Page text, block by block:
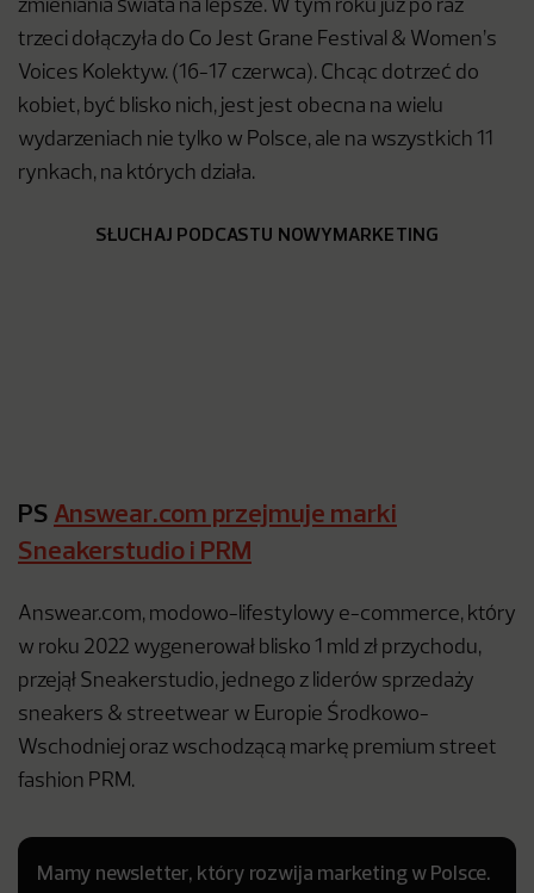
zmieniania świata na lepsze. W tym roku już po raz
trzeci dołączyła do Co Jest Grane Festival & Women’s
Voices Kolektyw. (16-17 czerwca). Chcąc dotrzeć do
kobiet, być blisko nich, jest jest obecna na wielu
wydarzeniach nie tylko w Polsce, ale na wszystkich 11
rynkach, na których działa.
SŁUCHAJ PODCASTU NOWYMARKETING
PS Answear.com przejmuje marki
Sneakerstudio i PRM
Answear.com, modowo-lifestylowy e-commerce, który
w roku 2022 wygenerował blisko 1 mld zł przychodu,
przejął Sneakerstudio, jednego z liderów sprzedaży
sneakers & streetwear w Europie Środkowo-
Wschodniej oraz wschodzącą markę premium street
fashion PRM.
Mamy newsletter, który rozwija marketing w Polsce.